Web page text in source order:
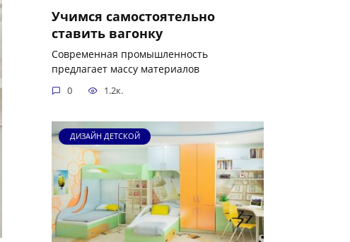
Учимся самостоятельно
ставить вагонку
Современная промышленность
предлагает массу материалов
0 1.2к.
ДИЗАЙН ДЕТСКОЙ